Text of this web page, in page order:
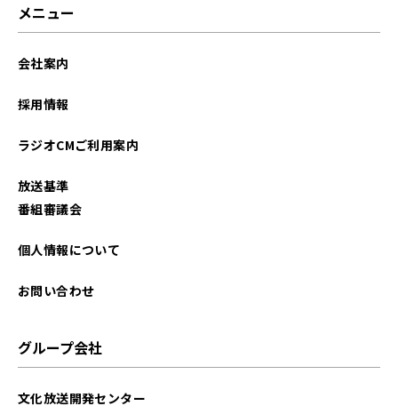
2025年09月
2025年06月
メニュー
会社案内
採用情報
ラジオCMご利用案内
放送基準
番組審議会
個人情報について
お問い合わせ
グループ会社
文化放送開発センター